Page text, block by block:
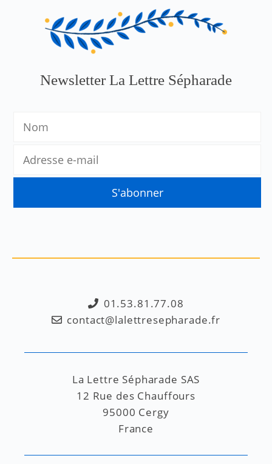
Newsletter La Lettre Sépharade
01.53.81.77.08
contact@lalettresepharade.fr
La Lettre Sépharade SAS
12 Rue des Chauffours
95000 Cergy
France